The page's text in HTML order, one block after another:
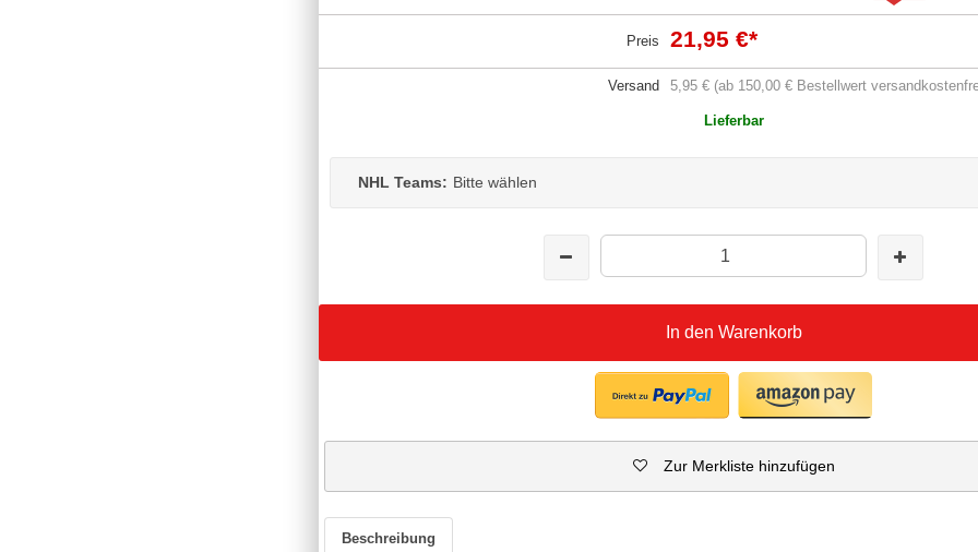
Preis 21,95 €*
Versand 5,95 € (ab 150,00 € Bestellwert
Lieferbar
NHL Teams: Bitte wählen
In den Warenkorb
Zur Merkliste hinzufügen
Beschreibung